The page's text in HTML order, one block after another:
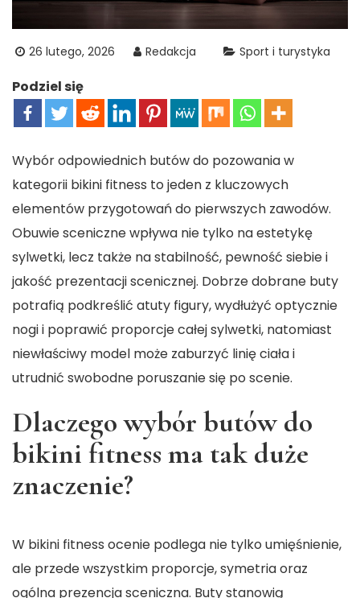
26 lutego, 2026 Redakcja Sport i turystyka
Podziel się
Wybór odpowiednich butów do pozowania w
kategorii bikini fitness to jeden z kluczowych
elementów przygotowań do pierwszych zawodów.
Obuwie sceniczne wpływa nie tylko na estetykę
sylwetki, lecz także na stabilność, pewność siebie i
jakość prezentacji scenicznej. Dobrze dobrane buty
potrafią podkreślić atuty figury, wydłużyć optycznie
nogi i poprawić proporcje całej sylwetki, natomiast
niewłaściwy model może zaburzyć linię ciała i
utrudnić swobodne poruszanie się po scenie.
Dlaczego wybór butów do
bikini fitness ma tak duże
znaczenie?
W bikini fitness ocenie podlega nie tylko umięśnienie,
ale przede wszystkim proporcje, symetria oraz
ogólna prezencja sceniczna. Buty stanowią